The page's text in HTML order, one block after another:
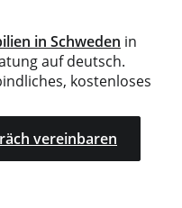
in Schweden in
auf deutsch.
kostenloses
vereinbaren